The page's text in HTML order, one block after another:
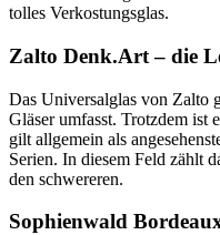
tolles Verkostungsglas.
Zalto Denk.Art – die
Das Universalglas von Zalto
Gläser umfasst. Trotzdem ist
gilt allgemein als
Serien. In diesem Feld zählt
den schwereren.
Sophienwald